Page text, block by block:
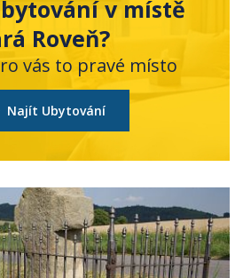
v místě
Roveň?
vás to pravé místo
Najít Ubytování